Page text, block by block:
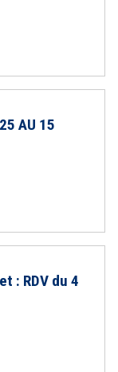
AU 15
: RDV du 4